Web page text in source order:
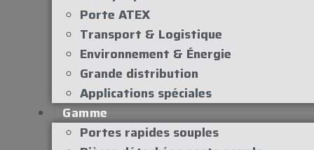
Porte ATEX
Transport & Logistique
Environnement & Énergie
Grande distribution
Applications spéciales
Gamme
Portes rapides souples